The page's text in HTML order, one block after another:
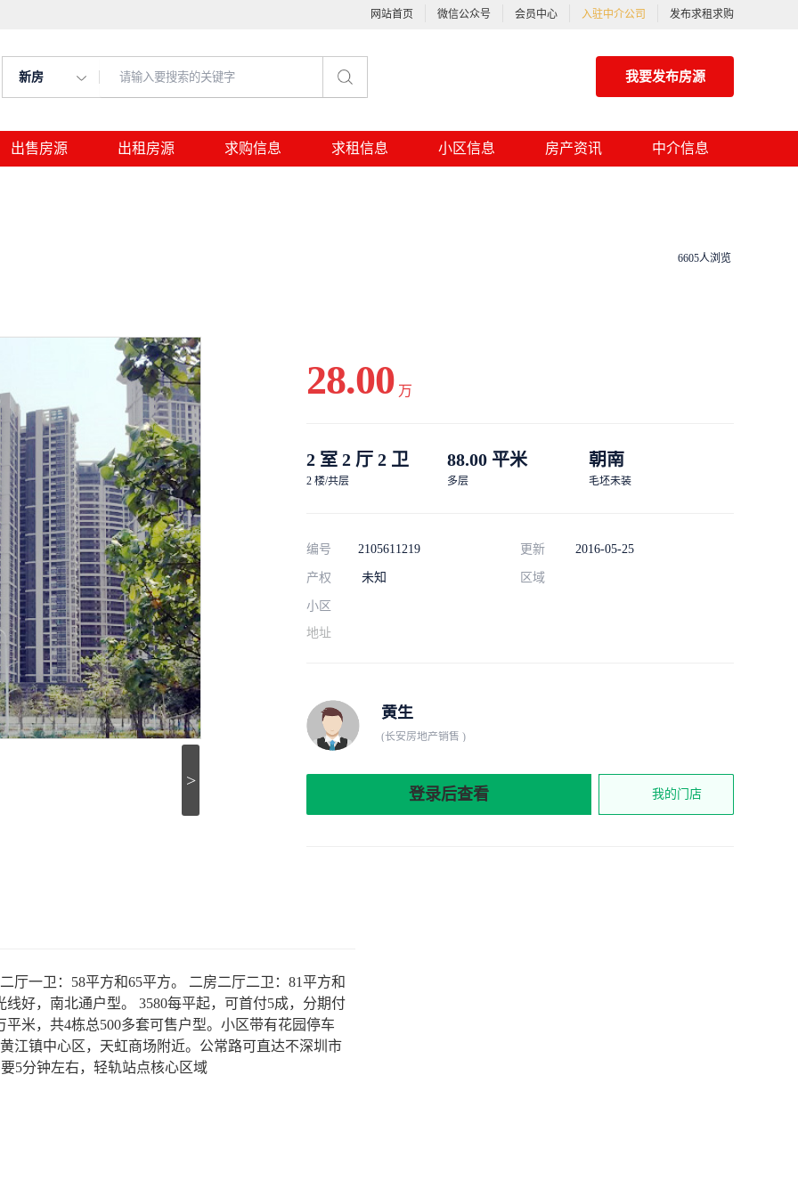
网站首页 微信公众号 会员中心 入驻中介公司 发布求租求购
新房 我要发布房源
出售房源 出租房源 求购信息 求租信息 小区信息 房产资讯 中介信息
6605人浏览
>
28.00 万
2 室 2 厅 2 卫
2 楼/共层
88.00 平米
多层
朝南
毛坯未装
编号 2105611219 更新 2016-05-25
产权 未知 区域
小区
地址
黄生
(长安房地产销售 )
我的门店
登录后查看
厅一卫：58平方和65平方。 二房二厅二卫：81平方和
好，南北通户型。 3580每平起，可首付5成，分期付
米，共4栋总500多套可售户型。小区带有花园停车
江镇中心区，天虹商场附近。公常路可直达不深圳市
5分钟左右，轻轨站点核心区域